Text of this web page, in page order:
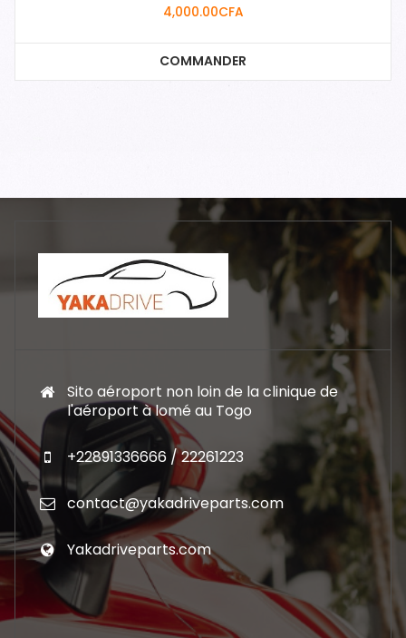
4,000.00CFA
COMMANDER
Sito aéroport non loin de la clinique de
l'aéroport à lomé au Togo
+22891336666 / 22261223
contact@yakadriveparts.com
Yakadriveparts.com